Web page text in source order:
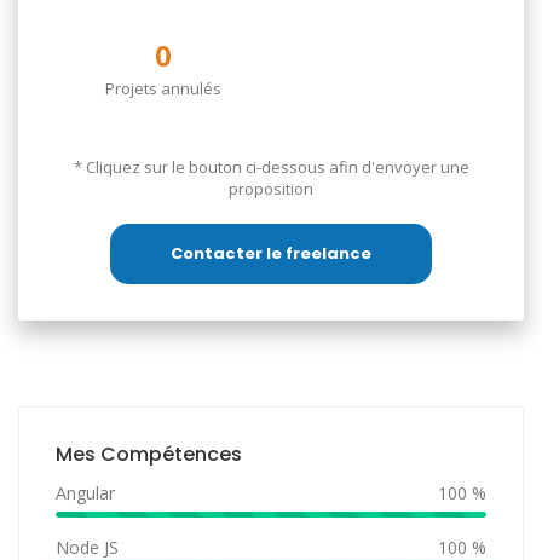
0
Projets annulés
* Cliquez sur le bouton ci-dessous afin d'envoyer une
proposition
Contacter le freelance
Mes Compétences
Angular 100 %
Node JS 100 %